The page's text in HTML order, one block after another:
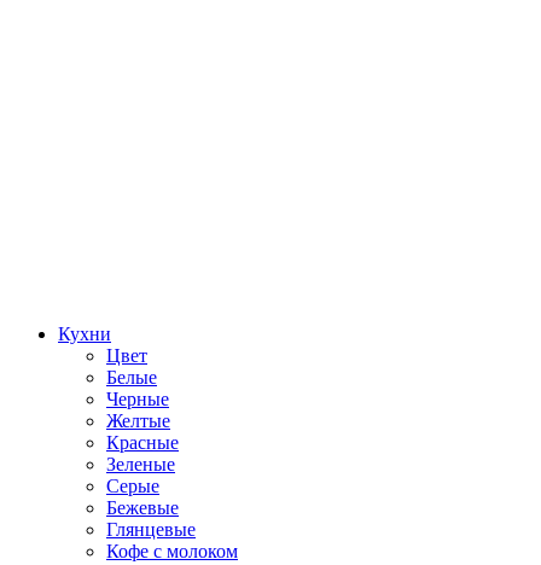
Кухни
Цвет
Белые
Черные
Желтые
Красные
Зеленые
Серые
Бежевые
Глянцевые
Кофе с молоком